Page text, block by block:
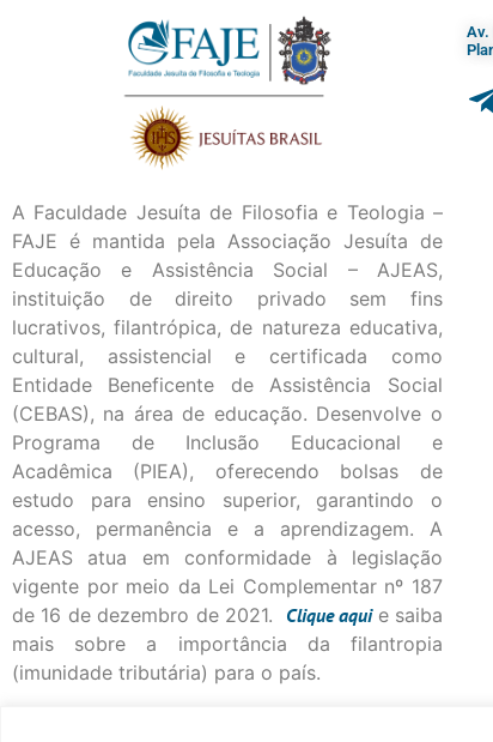
A Faculdade Jesuíta de Filosofia e Teologia –
FAJE é mantida pela Associação Jesuíta de
Educação e Assistência Social – AJEAS,
instituição de direito privado sem fins
lucrativos, filantrópica, de natureza educativa,
cultural, assistencial e certificada como
Entidade Beneficente de Assistência Social
(CEBAS), na área de educação. Desenvolve o
Programa de Inclusão Educacional e
Acadêmica (PIEA), oferecendo bolsas de
estudo para ensino superior, garantindo o
acesso, permanência e a aprendizagem. A
AJEAS atua em conformidade à legislação
vigente por meio da Lei Complementar nº 187
de 16 de dezembro de 2021. Cliqueaqui e saiba
mais sobre a importância da filantropia
(imunidade tributária) para o país.
Av.